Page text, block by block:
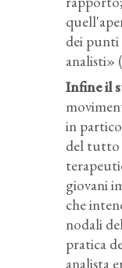
dei
analisti»
Infine il
in
del tutto
giovani
che
nodali
pratica
analista